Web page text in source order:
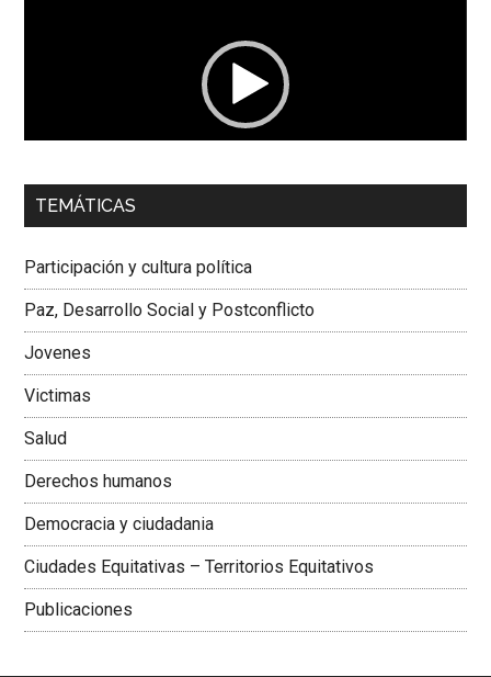
00:00 01:04
Dra. Carolina Corcho Mejía,Presidenta Corporación
Colombiana
TEMÁTICAS
Participación y cultura política
Paz, Desarrollo Social y Postconflicto
Jovenes
Victimas
Salud
Derechos humanos
Democracia y ciudadania
Ciudades Equitativas – Territorios Equitativos
Publicaciones